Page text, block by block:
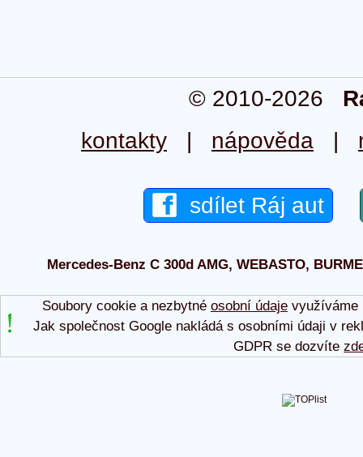
© 2010-2026
kontakty | nápověda |
sdílet Ráj aut
Mercedes-Benz C 300d AMG, WEBASTO,
Soubory cookie a nezbytné osobní údajevyužíváme
Jak společnost Google nakládá s osobními údaji v
GDPR se dozvíte